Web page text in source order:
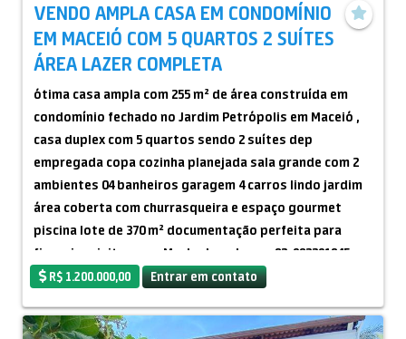
VENDO AMPLA CASA EM CONDOMÍNIO
EM MACEIÓ COM 5 QUARTOS 2 SUÍTES
ÁREA LAZER COMPLETA
ótima casa ampla com 255 m² de área construída em
condomínio fechado no Jardim Petrópolis em Maceió ,
casa duplex com 5 quartos sendo 2 suítes dep
empregada copa cozinha planejada sala grande com 2
ambientes 04 banheiros garagem 4 carros lindo jardim
área coberta com churrasqueira e espaço gourmet
piscina lote de 370 m² documentação perfeita para
financiar visitas com Machado pelo zap 82-982291845
R$ 1.200.000,00 Entrar em contato